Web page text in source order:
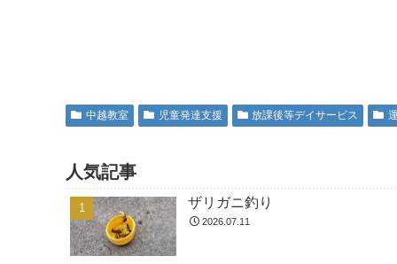
中越教室 児童発達支援 放課後等デイサービス
人気記事
ザリガニ釣り
2026.07.11